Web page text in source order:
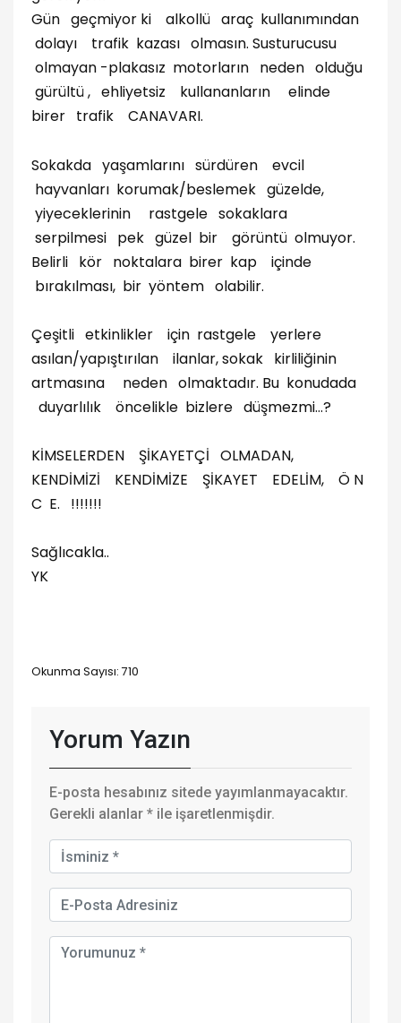
Gün geçmiyor ki alkollü araç kullanımından
dolayı trafik kazası olmasın. Susturucusu
olmayan -plakasız motorların neden olduğu
gürültü , ehliyetsiz kullananların elinde
birer trafik CANAVARI.
Sokakda yaşamlarını sürdüren evcil
hayvanları korumak/beslemek güzelde,
yiyeceklerinin rastgele sokaklara
serpilmesi pek güzel bir görüntü olmuyor.
Belirli kör noktalara birer kap içinde
bırakılması, bir yöntem olabilir.
Çeşitli etkinlikler için rastgele yerlere
asılan/yapıştırılan ilanlar, sokak kirliliğinin
artmasına neden olmaktadır. Bu konudada
duyarlılık öncelikle bizlere düşmezmi...?
KİMSELERDEN ŞİKAYETÇİ OLMADAN,
KENDİMİZİ KENDİMİZE ŞİKAYET EDELİM, Ö N
C E. !!!!!!!
Sağlıcakla..
YK
Okunma Sayısı: 710
Yorum Yazın
E-posta hesabınız sitede yayımlanmayacaktır.
Gerekli alanlar * ile işaretlenmişdir.